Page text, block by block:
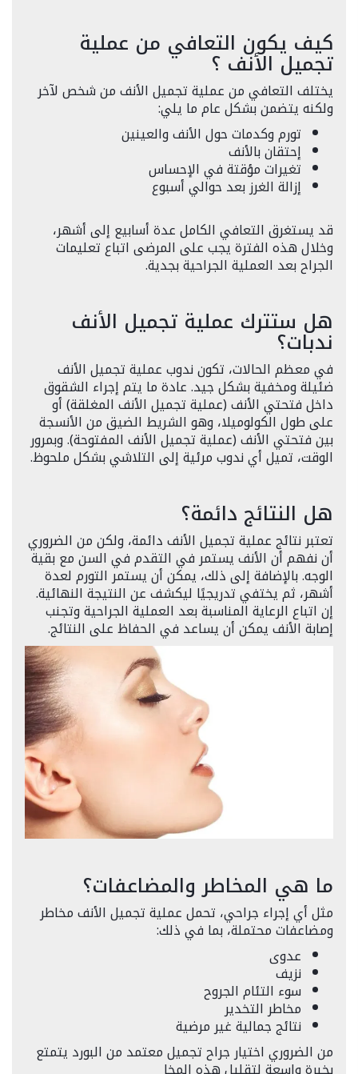
كيف يكون التعافي من عملية
تجميل الأنف ؟
يختلف التعافي من عملية تجميل الأنف من شخص لآخر
ولكنه يتضمن بشكل عام ما يلي:
تورم وكدمات حول الأنف والعينين
إحتقان بالأنف
تغيرات مؤقتة في الإحساس
إزالة الغرز بعد حوالي أسبوع
قد يستغرق التعافي الكامل عدة أسابيع إلى أشهر،
وخلال هذه الفترة يجب على المرضى اتباع تعليمات
الجراح بعد العملية الجراحية بجدية.
هل ستترك عملية تجميل الأنف
ندبات؟
في معظم الحالات، تكون ندوب عملية تجميل الأنف
ضئيلة ومخفية بشكل جيد. عادة ما يتم إجراء الشقوق
داخل فتحتي الأنف (عملية تجميل الأنف المغلقة) أو
على طول الكولوميلا، وهو الشريط الضيق من الأنسجة
بين فتحتي الأنف (عملية تجميل الأنف المفتوحة). وبمرور
الوقت، تميل أي ندوب مرئية إلى التلاشي بشكل ملحوظ.
هل النتائج دائمة؟
تعتبر نتائج عملية تجميل الأنف دائمة، ولكن من الضروري
أن نفهم أن الأنف يستمر في التقدم في السن مع بقية
الوجه. بالإضافة إلى ذلك، يمكن أن يستمر التورم لعدة
أشهر، ثم يختفي تدريجيًا ليكشف عن النتيجة النهائية.
إن اتباع الرعاية المناسبة بعد العملية الجراحية وتجنب
إصابة الأنف يمكن أن يساعد في الحفاظ على النتائج.
ما هي المخاطر والمضاعفات؟
مثل أي إجراء جراحي، تحمل عملية تجميل الأنف مخاطر
ومضاعفات محتملة، بما في ذلك:
عدوى
نزيف
سوء التئام الجروح
مخاطر التخدير
نتائج جمالية غير مرضية
من الضروري اختيار جراح تجميل معتمد من البورد يتمتع